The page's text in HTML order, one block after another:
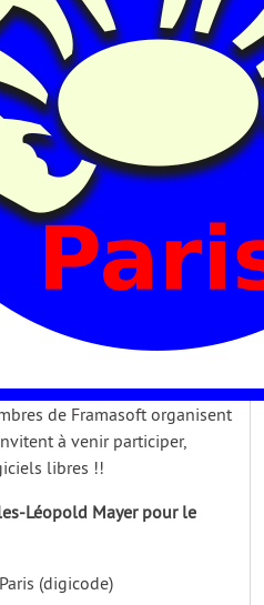
de Framasoft organisent
à venir participer,
libres !!
Léopold Mayer pour le
(digicode)